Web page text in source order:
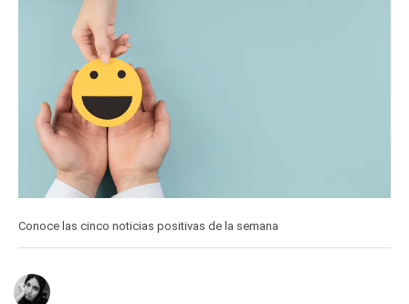
Conoce las cinco noticias positivas de la semana